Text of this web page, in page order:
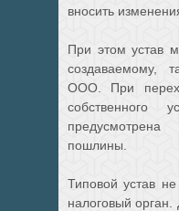
вносить
При этом устав
создаваемому,
ООО. При
собственного
предусмотрена
пошлины.
Типовой устав
налоговый орган.